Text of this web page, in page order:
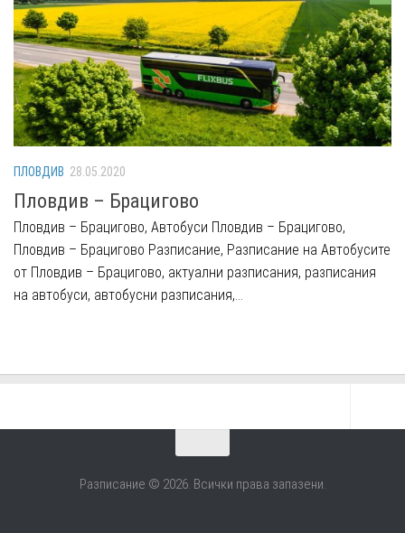
ПЛОВДИВ 28.05.2020
Пловдив – Брацигово
Пловдив – Брацигово, Автобуси Пловдив – Брацигово,
Пловдив – Брацигово Разписание, Разписание на Автобусите
от Пловдив – Брацигово, актуални разписания, разписания
на автобуси, автобусни разписания,...
Разписание © 2026. Всички права запазени.